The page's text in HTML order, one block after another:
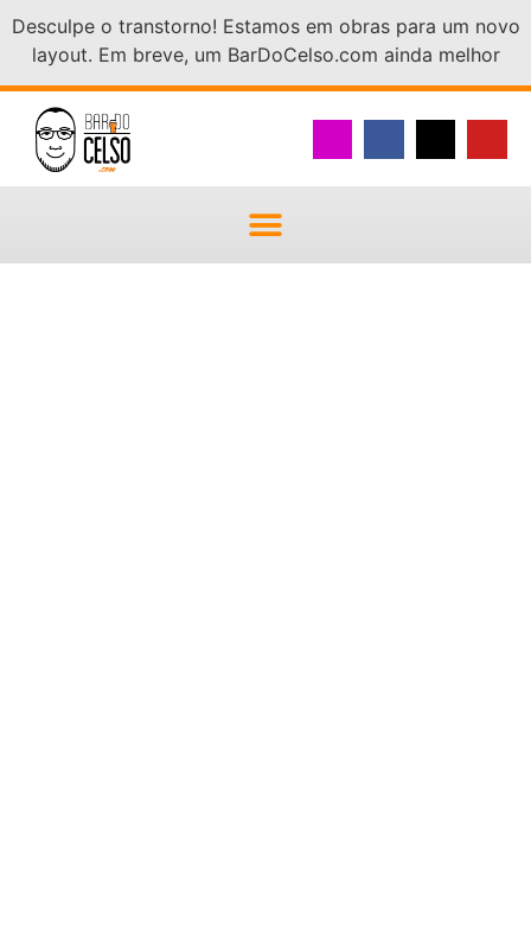
Desculpe o transtorno! Estamos em obras para um novo
layout. Em breve, um BarDoCelso.com ainda melhor